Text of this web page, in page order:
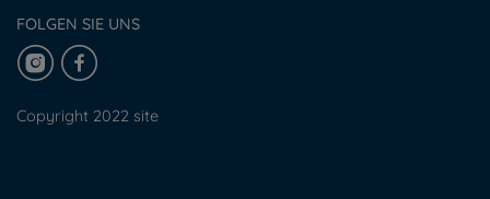
FOLGEN SIE UNS
Copyright 2022 site